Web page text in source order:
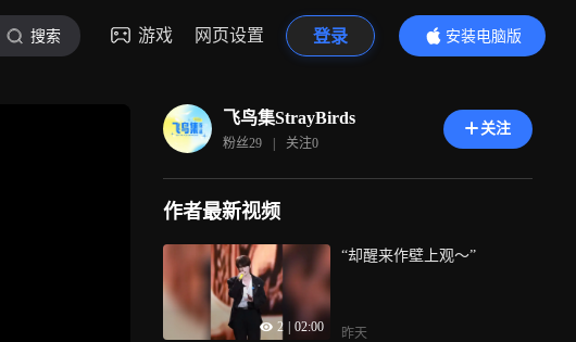
搜索 游戏 网页设置 登录
安装电脑版
内容更精彩
飞鸟集StrayBirds
粉丝29 | 关注0
关注
作者最新视频
2 02:00
“却醒来作壁上观～”
昨天